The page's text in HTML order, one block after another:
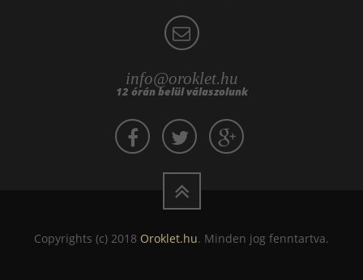
info@oroklet.hu
12 órán belül válaszolunk
Copyrights (c) 2018 Oroklet.hu. Minden jog fenntartva.